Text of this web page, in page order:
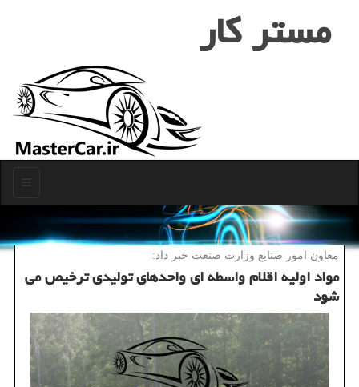
مستر كار
معاون امور صنایع وزارت صنعت خبر داد:
مواد اولیه اقلام واسطه ای واحدهای تولیدی ترخیص می
شود